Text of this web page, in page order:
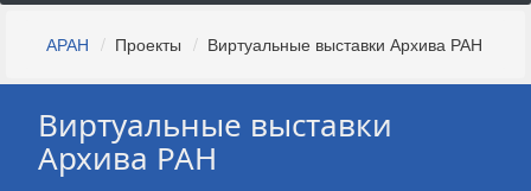
Строка
навигации
АРАН Проекты Виртуальные выставки Архива РАН
Виртуальные выставки
Архива РАН